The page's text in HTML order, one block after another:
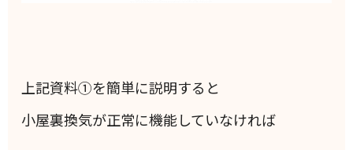
上記資料①を簡単に説明すると
小屋裏換気が正常に機能していなければ